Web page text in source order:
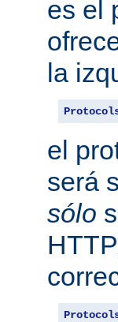
es el
la
el
será
sólo